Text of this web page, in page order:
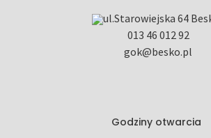
ul.Starowiejska 64
013 46 012 92
gok@besko.pl
Godziny otwarcia